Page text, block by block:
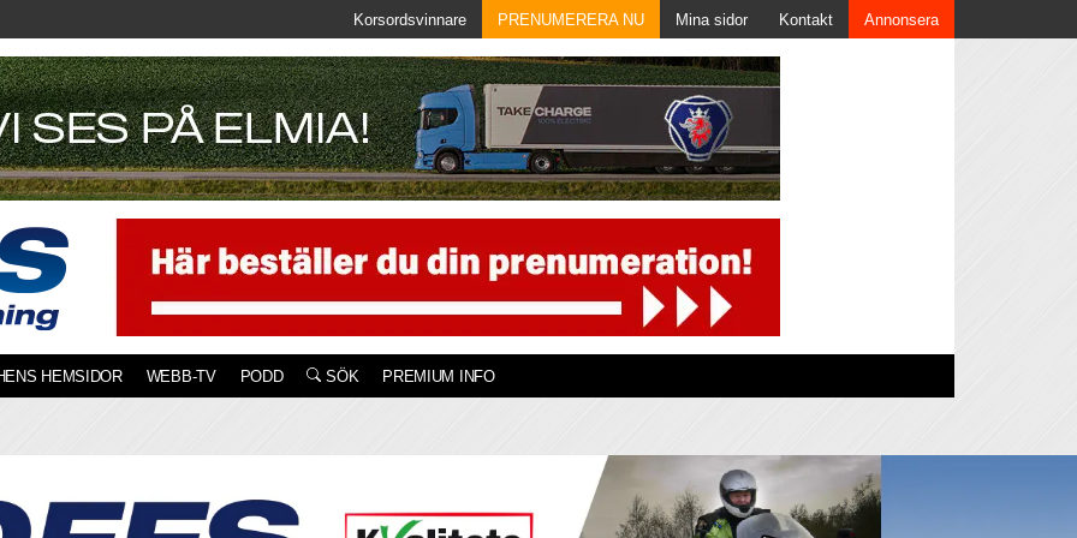
Korsordsvinnare PRENUMERERA NU Mina sidor Kontakt Annonsera
HEMSIDOR WEBB-TV PODD SÖK PREMIUM INFO